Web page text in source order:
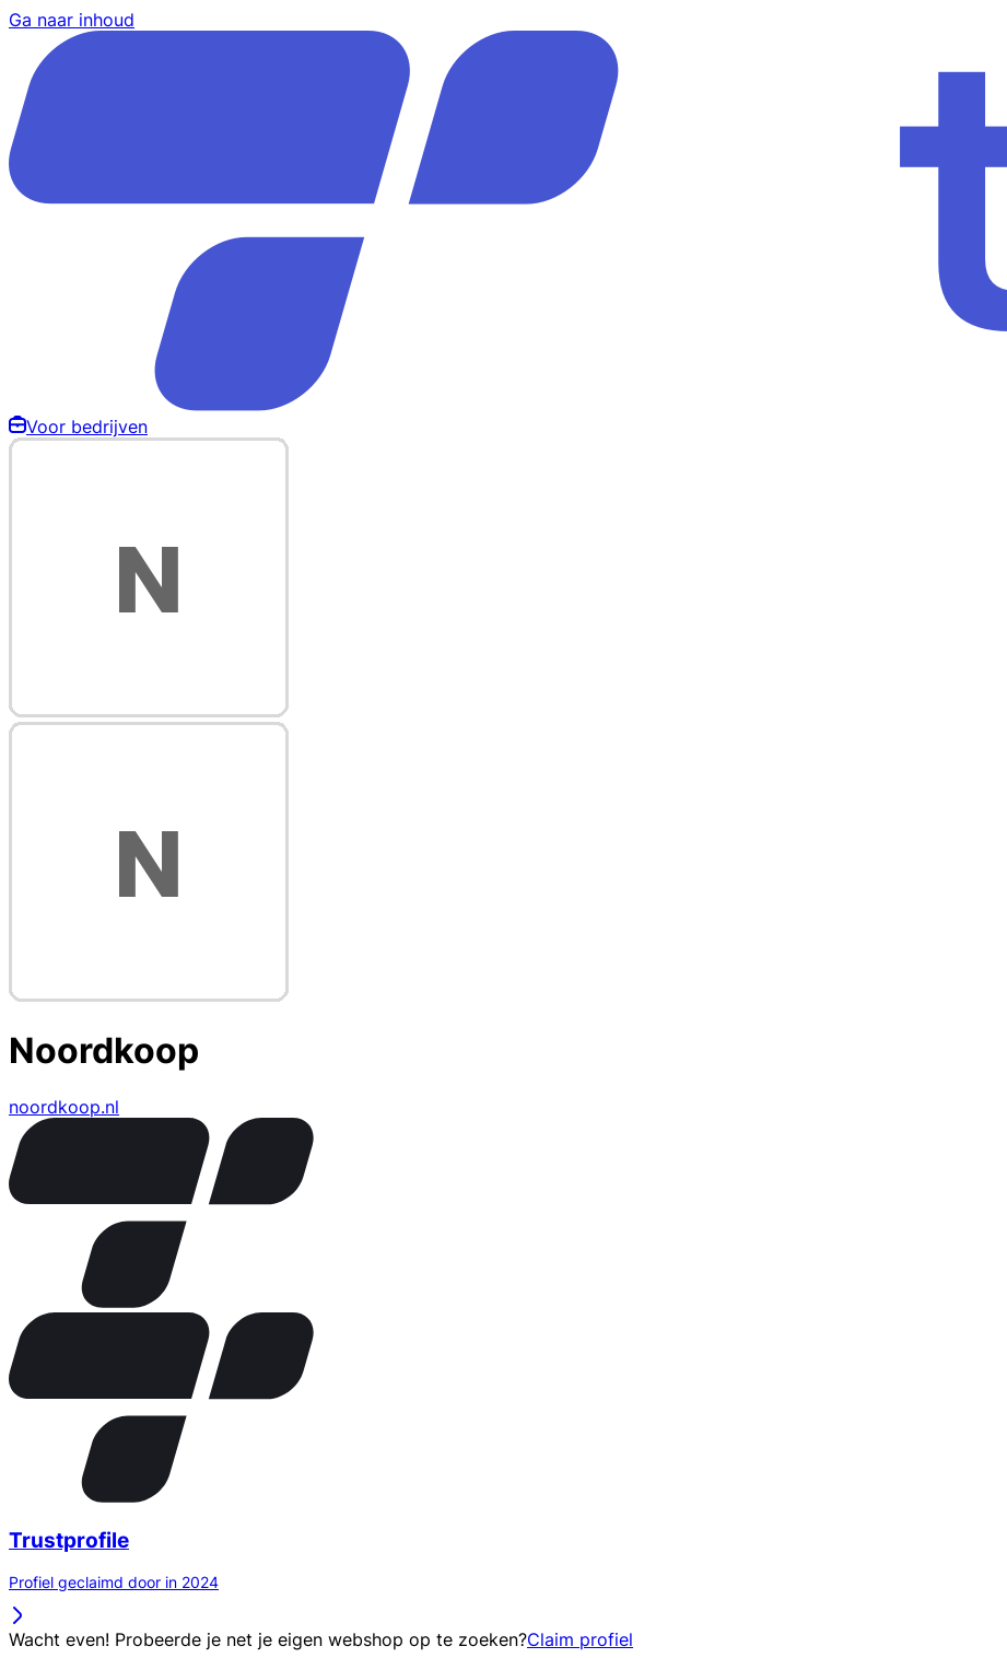
Ga naar inhoud
Voor bedrijven
Noordkoop
noordkoop.nl
Trustprofile
Profiel geclaimd door in 2024
Wacht even! Probeerde je net je eigen webshop op te zoeken?Claim profiel